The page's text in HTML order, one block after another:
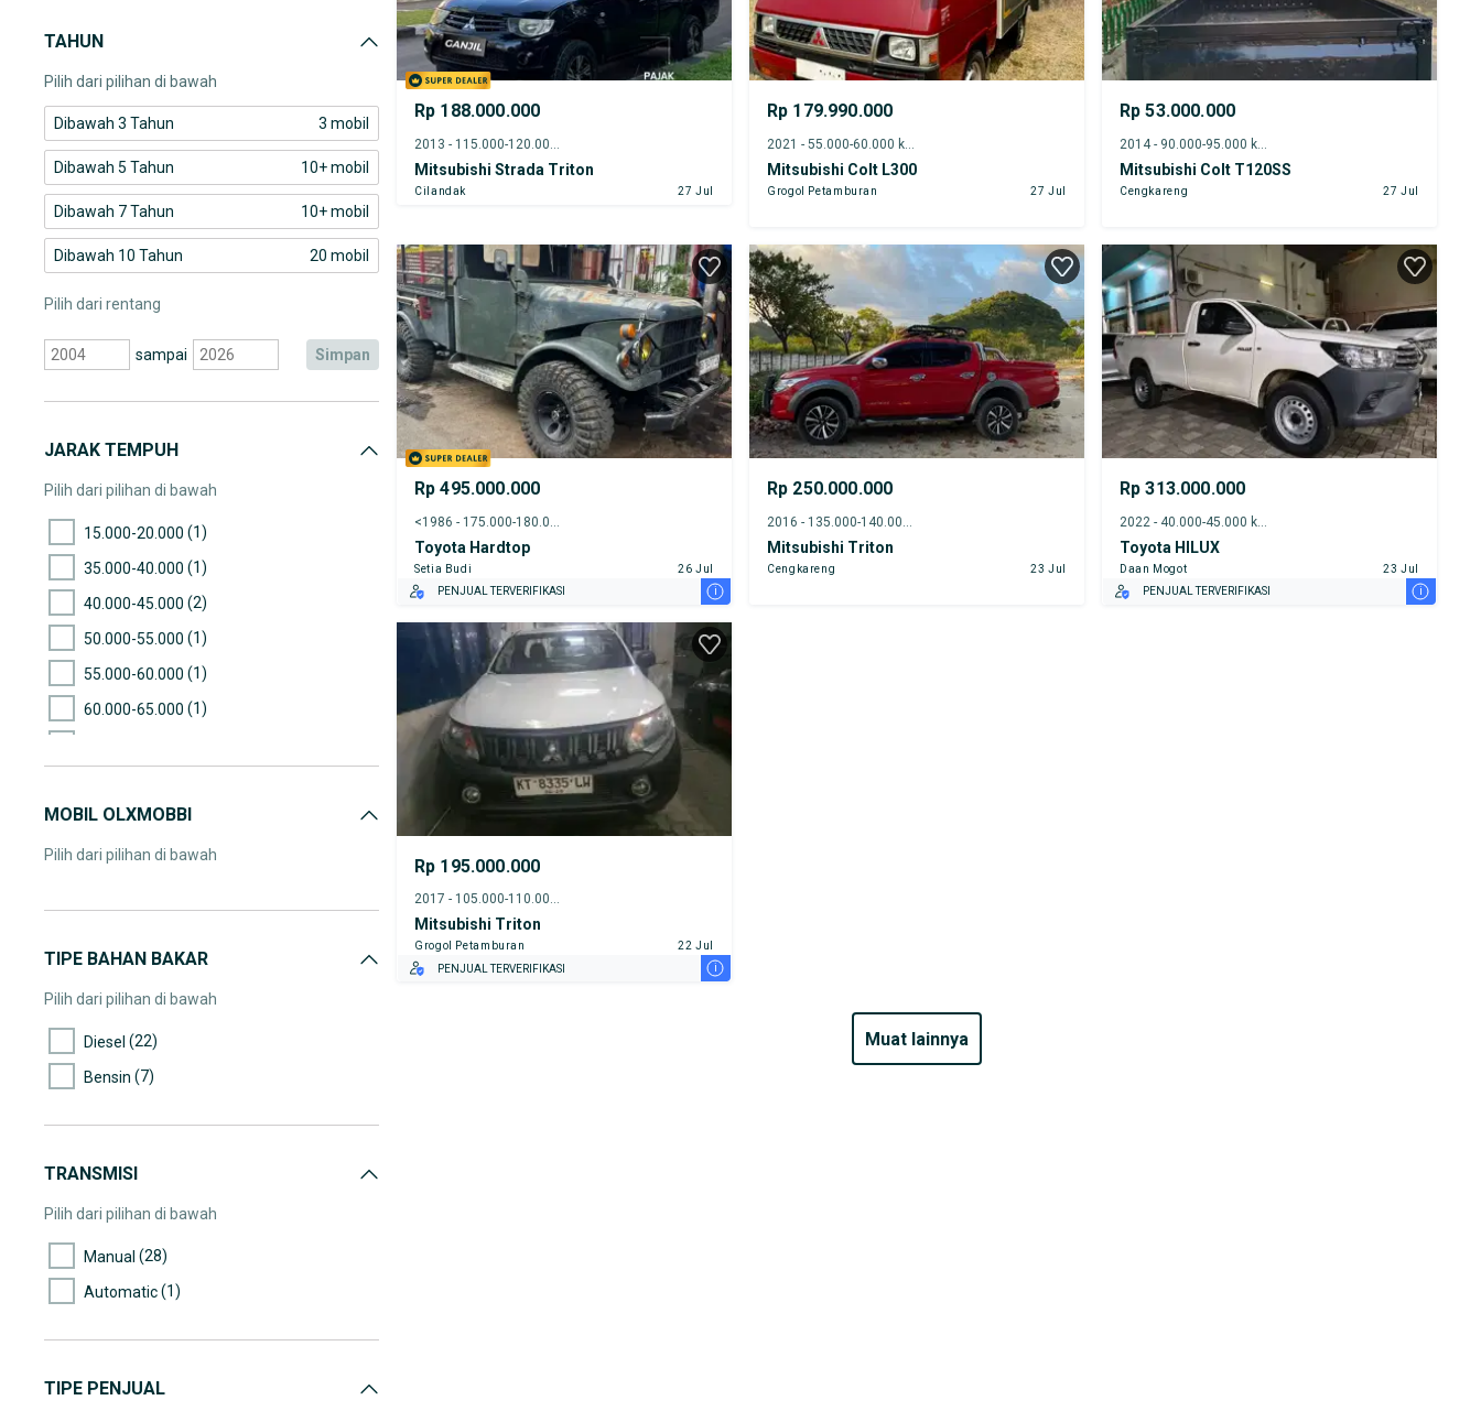
Toyota HILUX
TAHUN
Pilih dari pilihan di bawah
Dibawah 3 Tahun 3 mobil
Dibawah 5 Tahun 10+ mobil
Dibawah 7 Tahun 10+ mobil
Dibawah 10 Tahun 20 mobil
Pilih dari rentang
sampai simpan
JARAK TEMPUH
Pilih dari pilihan di bawah
15.000-20.000 (1)
35.000-40.000 (1)
40.000-45.000 (2)
50.000-55.000 (1)
55.000-60.000 (1)
60.000-65.000 (1)
90.000-95.000
105.000-110.000(2)
135.000-140.000(2)
175.000-180.000 (2)
MOBIL OLXMOBBI
Pilih dari pilihan di bawah
TIPE BAHAN BAKAR
Pilih dari pilihan di bawah
Diesel (22)
Bensin (7)
TRANSMISI
Pilih dari pilihan di bawah
Manual (28)
Automatic(1)
TIPE PENJUAL
Rp 188.000.000
Mitsubishi Strada Triton
Cilandak 27 Jul
Rp 179.990.000
2021 - 55.000-60.000 km
Mitsubishi Colt L300
Grogol Petamburan 27 Jul
Rp 53.000.000
2014 - 90.000-95.000 km
Mitsubishi Colt T120SS
Cengkareng 27 Jul
Rp 495.000.000
Toyota Hardtop
Setia Budi
26 Jul
PENJUAL TERVERIFIKASI
i
Rp 250.000.000
Mitsubishi Triton
Cengkareng 23 Jul
Rp 313.000.000
2022 - 40.000-45.000 km
Toyota HILUX
Daan Mogot
23 Jul
PENJUAL TERVERIFIKASI
i
Rp 195.000.000
2017 - 105.000-110.000 km
Mitsubishi Triton
Grogol Petamburan
22 Jul
PENJUAL TERVERIFIKASI
i
muat lainnya